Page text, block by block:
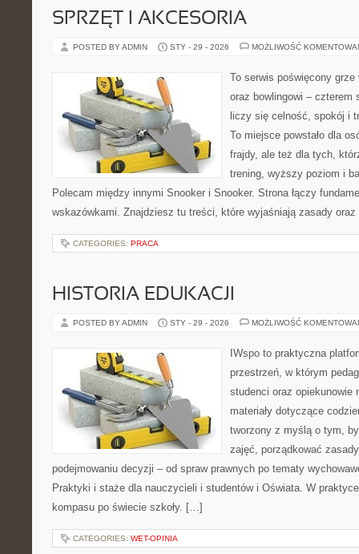
SPRZĘT I AKCESORIA
POSTED BY ADMIN STY - 29 - 2026 MOŻLIWOŚĆ
To serwis poświęcony
oraz bowlingowi – czterem
liczy się celność, spokój i
To miejsce powstało dla
frajdy, ale też dla tych,
trening, wyższy poziom i
Polecam między innymi Snooker i Snooker. Strona łączy
wskazówkami. Znajdziesz tu treści, które wyjaśniają zasady
CATEGORIES: PRACA
HISTORIA EDUKACJI
POSTED BY ADMIN STY - 29 - 2026 MOŻLIWOŚĆ
IWspo to praktyczna
przestrzeń, w którym
studenci oraz opiekunowie
materiały dotyczące
tworzony z myślą o tym,
zajęć, porządkować
podejmowaniu decyzji – od spraw prawnych po tematy
Praktyki i staże dla nauczycieli i studentów i Oświata. W
kompasu po świecie szkoły. […]
CATEGORIES: WET-OPINIA